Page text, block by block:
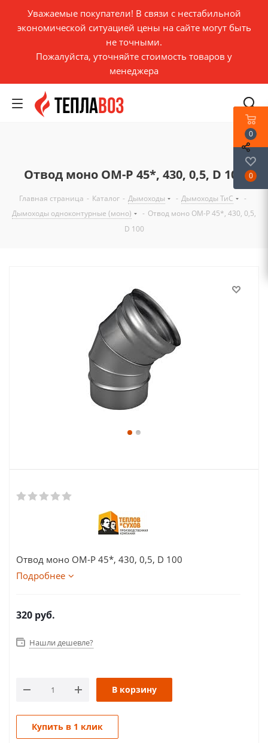
Уважаемые покупатели! В связи с нестабильной
экономической ситуацией цены на сайте могут быть
не точными.
Пожалуйста, уточняйте стоимость товаров у
менеджера
Отвод моно ОМ-Р 45*, 430, 0,5, D 100
Главная страница - Каталог - Дымоходы - Дымоходы ТиС
-
Дымоходы одноконтурные (моно)
- Отвод моно ОМ-Р 45*, 430, 0,5,
D 100
Отвод моно ОМ-Р 45*, 430, 0,5, D 100
Подробнее
320 руб.
Нашли дешевле?
В корзину
Купить в 1 клик
0
0